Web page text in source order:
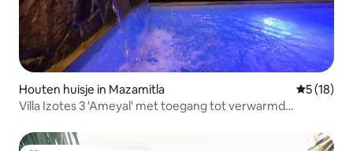
Houten huisje in Mazamitla
5 (18)
Villa Izotes 3 'Ameyal' met toegang tot verwarmd